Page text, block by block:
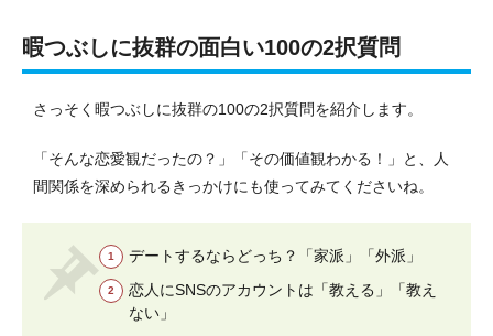
暇つぶしに抜群の面白い100の2択質問
さっそく暇つぶしに抜群の100の2択質問を紹介します。
「そんな恋愛観だったの？」「その価値観わかる！」と、人
間関係を深められるきっかけにも使ってみてくださいね。
デートするならどっち？「家派」「外派」
恋人にSNSのアカウントは「教える」「教え
ない」